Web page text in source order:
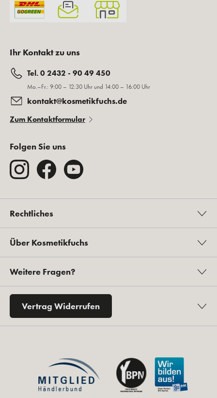
Ihr Kontakt zu uns
Tel. 0 2432 - 90 49 450
Mo.–Fr.: 9:00 – 12:30 Uhr und 14:00 – 16:00 Uhr
kontakt@kosmetikfuchs.de
Zum Kontaktformular
Folgen Sie uns
Rechtliches
Über Kosmetikfuchs
Weitere Fragen?
Vertrag Widerrufen